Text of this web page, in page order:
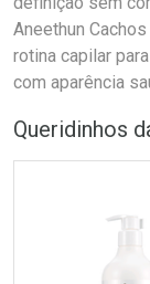
Aneethun
rotina capilar
com aparência
Queridinhos